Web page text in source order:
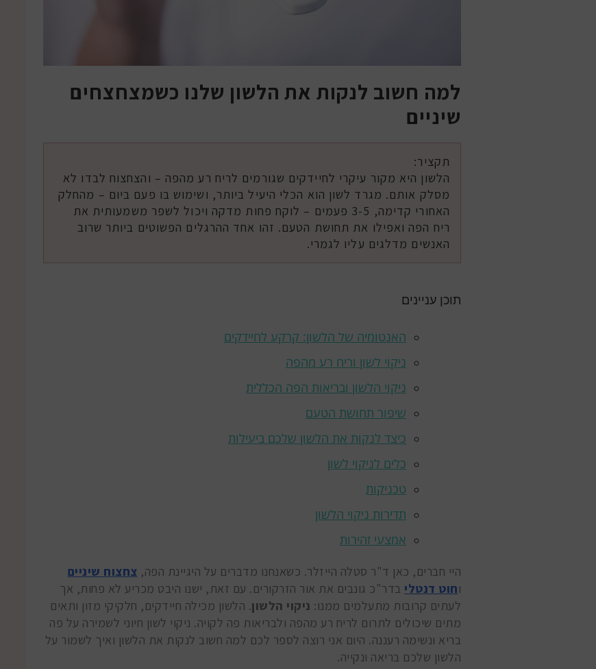
למה חשוב לנקות את הלשון שלנו כשמצחצחים
שיניים
תקציר:
הלשון היא מקור עיקרי לחיידקים שגורמים לריח רע מהפה – והצחצוח לבדו לא
מסלק אותם. מגרד לשון הוא הכלי היעיל ביותר, ושימוש בו פעם ביום – מהחלק
האחורי קדימה, 3-5 פעמים – לוקח פחות מדקה ויכול לשפר משמעותית את
ריח הפה ואפילו את תחושת הטעם. זהו אחד ההרגלים הפשוטים ביותר שרוב
האנשים מדלגים עליו לגמרי.
תוכן עניינים
האנטומיה של הלשון: קרקע לחיידקים
ניקוי לשון וריח רע מהפה
ניקוי הלשון ובריאות הפה הכללית
שיפור תחושת הטעם
כיצד לנקות את הלשון שלכם ביעילות
כלים לניקוי לשון
טכניקות
תדירות ניקוי הלשון
אמצעי זהירות
היי חברים, כאן ד"ר סטלה הייזלר. כשאנחנו מדברים על היגיינת הפה, צחצוח שיניים
וחוט דנטלי בדר"כ גונבים את אור הזרקורים. עם זאת, ישנו היבט מכריע לא פחות, אך
לעתים קרובות מתעלמים ממנו: ניקוי הלשון. הלשון מכילה חיידקים, חלקיקי מזון ותאים
מתים שיכולים לתרום לריח רע מהפה ולבריאות פה לקויה. ניקוי לשון חיוני לשמירה על פה
בריא ונשימה רעננה. היום אני רוצה לספר לכם למה חשוב לנקות את הלשון ואיך לשמור על
הלשון שלכם בריאה ונקייה.